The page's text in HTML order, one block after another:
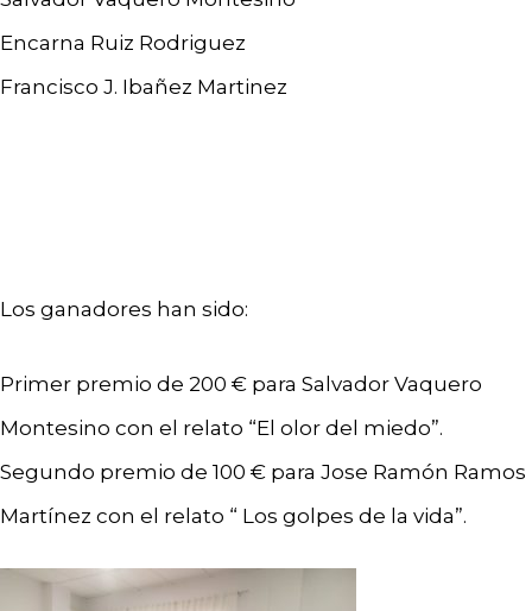
Encarna Ruiz Rodriguez
Francisco J. Ibañez Martinez
Los ganadores han sido:
Primer premio de 200 € para Salvador Vaquero
Montesino con el relato “El olor del miedo”.
Segundo premio de 100 € para Jose Ramón Ramos
Martínez con el relato “ Los golpes de la vida”.